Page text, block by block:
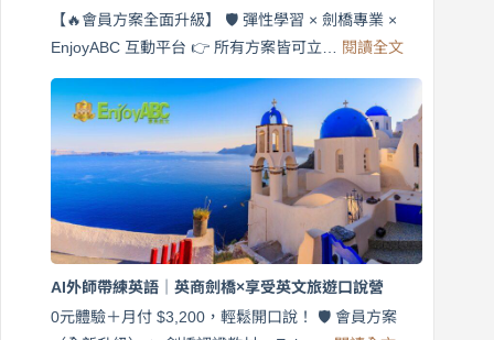
【🔥會員方案全面升級】 🛡️ 彈性學習 × 劍橋專業 ×
EnjoyABC 互動平台 👉 所有方案皆可立… 閱讀全文:
費
天
說
英
語！
英
商
劍
AI外師帶練英語｜英商劍橋×享受英文旅遊口說營
0元體驗＋月付 $3,200，輕鬆開口說！ 🛡️ 會員方案